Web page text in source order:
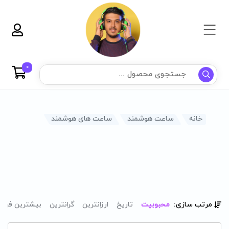
0
خانه ساعت هوشمند ساعت های هوشمند
مرتب سازی: محبوبیت تاریخ ارزانترین گرانترین بیشترین